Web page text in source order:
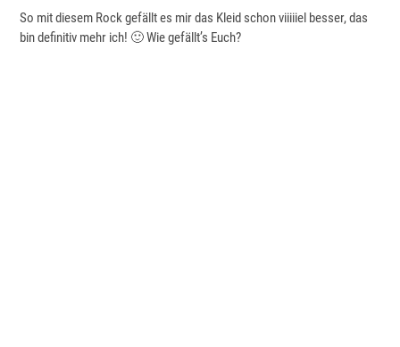
So mit diesem Rock gefällt es mir das Kleid schon viiiiiel besser, das
bin definitiv mehr ich! 🙂 Wie gefällt’s Euch?